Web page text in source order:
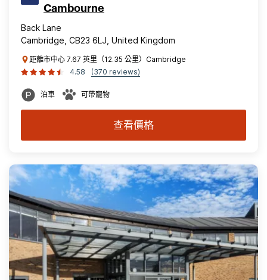
Cambourne
Back Lane
Cambridge, CB23 6LJ, United Kingdom
距離市中心 7.67 英里（12.35 公里）Cambridge
4.58
(370 reviews)
泊車 可帶寵物
查看價格